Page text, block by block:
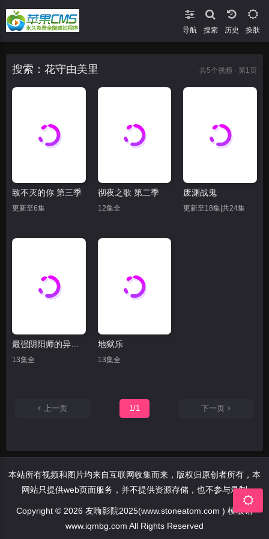
导航 搜索 换肤
搜索：花守由美里 共5个视频 · 第1页
致不灭的你 第三季
更新至6集
彻夜之歌 第二季
12集全
废渊战鬼
更新至18集|共24集
13集全
地狱乐
13集全
上一页 1/1 下一页
本站所有视频和图片均来自互联网收集而来，版权归原创者所有，本
网站只提供web页面服务，并不提供资源存储，也不参与录制
Copyright © 2026 友嗨影院2025(www.stoneatom.com ) 模板馆
www.iqmbg.com All Rights Reserved